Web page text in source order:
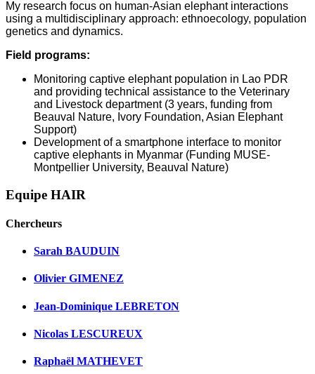
My research focus on human-Asian elephant interactions
using a multidisciplinary approach: ethnoecology, population
genetics and dynamics.
Field programs:
Monitoring captive elephant population in Lao PDR
and providing technical assistance to the Veterinary
and Livestock department (3 years, funding from
Beauval Nature, Ivory Foundation, Asian Elephant
Support)
Development of a smartphone interface to monitor
captive elephants in Myanmar (Funding MUSE-
Montpellier University, Beauval Nature)
Equipe HAIR
Chercheurs
Sarah BAUDUIN
Olivier GIMENEZ
Jean-Dominique LEBRETON
Nicolas LESCUREUX
Raphaël MATHEVET